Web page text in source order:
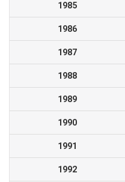
1985
1986
1987
1988
1989
1990
1991
1992